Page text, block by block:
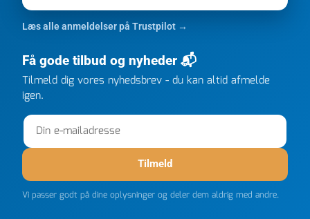
kunne overholde en 2 måneder gammel aftale. Jeg
ringede onsdag kl 16, og min store ordre kom dagen
efter kl 6.45! Kan slet ikke få armene ned, og næste
gang jeg skal bruge noget, vil jeg ringe til dem
FØRST. De varmeste og venligste hilsner fra Rene
Læs alle anmeldelser på Trustpilot →
Få gode tilbud og nyheder 📬
Tilmeld dig vores nyhedsbrev - du kan altid afmelde
igen.
Tilmeld
Vi passer godt på dine oplysninger og deler dem aldrig med andre.